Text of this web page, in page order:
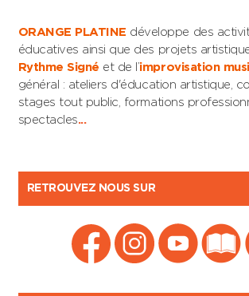
ORANGE PLATINE développe des
éducatives ainsi que des projets
Rythme Signé et de l’improvisation
général : ateliers d'éducation artistique,
stages tout public, formations
spectacles...
RETROUVEZ NOUS SUR